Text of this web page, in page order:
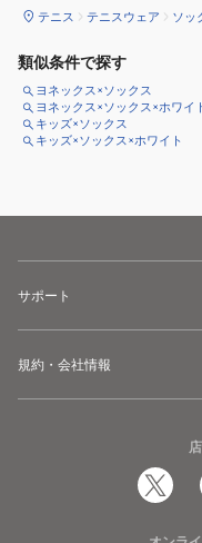
テニス テニスウェア ソッ
類似条件で探す
ヨネックス×ソックス
ヨネックス×ソックス×ホワイ
キッズ×ソックス
キッズ×ソックス×ホワイト
サポート
規約・会社情報